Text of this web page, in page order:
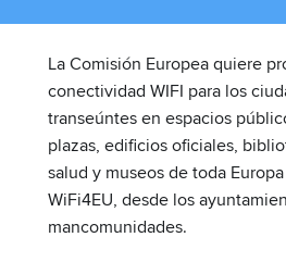
La Comisión Europea quiere
conectividad WIFI para los
transeúntes en espacios
plazas, edificios oficiales,
salud y museos de toda
WiFi4EU, desde los
mancomunidades.